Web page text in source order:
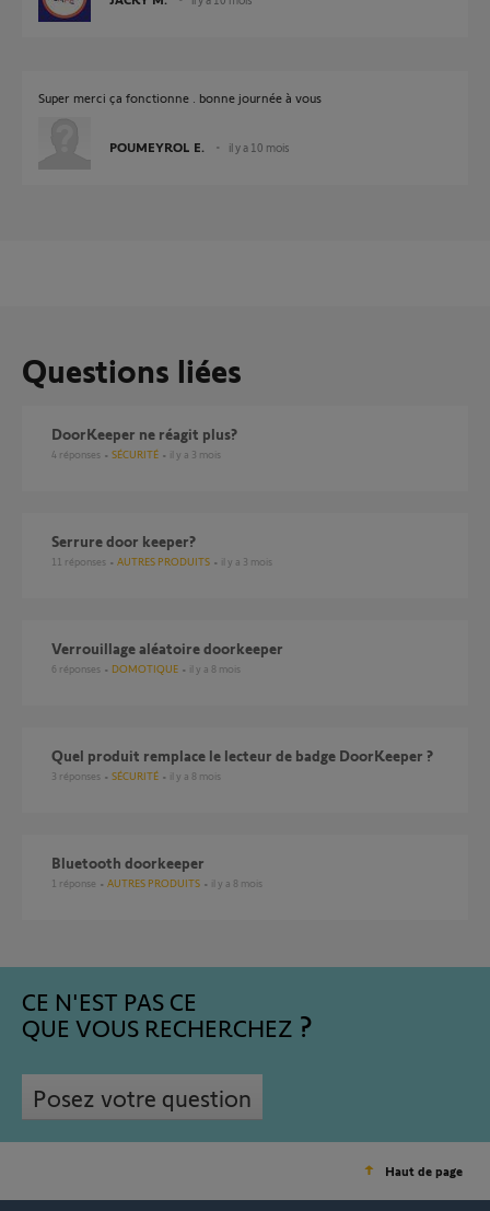
Super merci ça fonctionne . bonne journée à vous
POUMEYROL E. il y a 10 mois
Questions liées
DoorKeeper ne réagit plus?
4 réponses SÉCURITÉ il y a 3 mois
Serrure door keeper?
11 réponses AUTRES PRODUITS il y a 3 mois
Verrouillage aléatoire doorkeeper
6 réponses DOMOTIQUE il y a 8 mois
Quel produit remplace le lecteur de badge DoorKeeper ?
3 réponses SÉCURITÉ il y a 8 mois
Bluetooth doorkeeper
1 réponse AUTRES PRODUITS il y a 8 mois
CE N'EST PAS CE
QUE VOUS RECHERCHEZ
Posez votre question
Haut de page